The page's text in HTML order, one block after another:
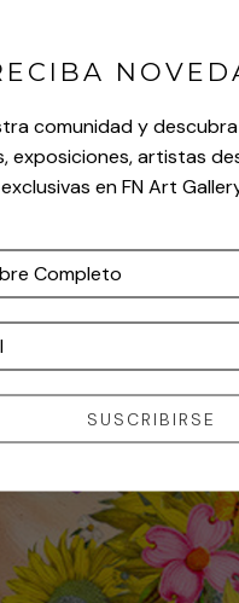
comunidad y
exposiciones, artistas
en FN Art
Completo
SUSCRIBIRSE